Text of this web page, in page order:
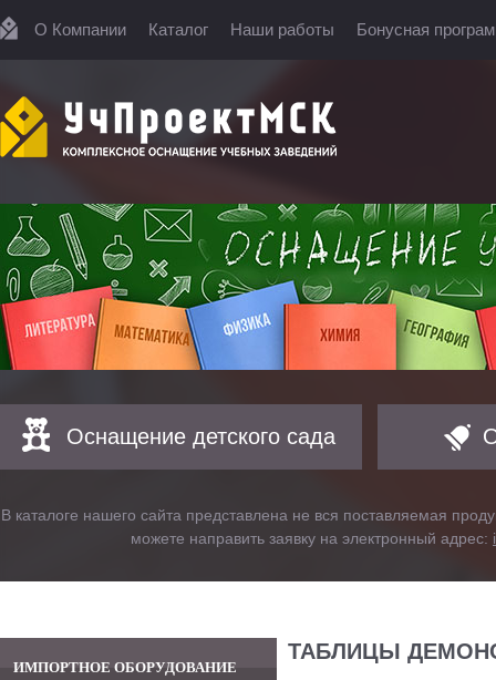
О Компании Каталог Наши работы Бонусная
Оснащение детского сада
В каталоге нашего сайта представлена не вся поставляемая
можете направить заявку на электронный адрес:
ИМПОРТНОЕ ОБОРУДОВАНИЕ
ТАБЛИЦЫ